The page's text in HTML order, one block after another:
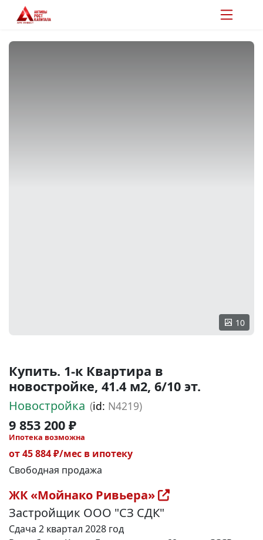
10
Купить. 1-к Квартира в
новостройке, 41.4 м2, 6/10 эт.
Новостройка (id: N4219)
9 853 200 ₽
Ипотека возможна
от 45 884 ₽/мес в ипотеку
Свободная продажа
ЖК «Мойнако Ривьера»
Застройщик ООО "СЗ СДК"
Сдача 2 квартал 2028 год